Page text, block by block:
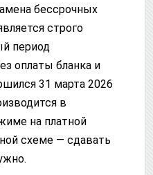
бессрочных
строго
период
оплаты бланка и
31 марта 2026
в
на платной
схеме — сдавать